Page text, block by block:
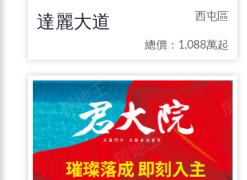
達麗大道 西屯區
總價：1,088萬起